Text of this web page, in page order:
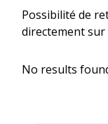
Possibilité de
directement
No results